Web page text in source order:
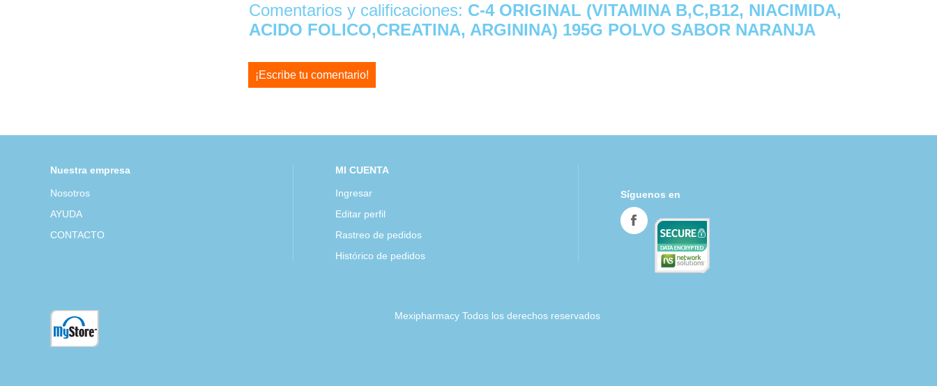
Comentarios y calificaciones: C-4 ORIGINAL (VITAMINA B,C,B12, NIACIMIDA,
ACIDO FOLICO,CREATINA, ARGININA) 195G POLVO SABOR NARANJA
¡Escribe tu comentario!
Nuestra empresa
Nosotros
AYUDA
CONTACTO
MI CUENTA
Ingresar
Editar perfil
Rastreo de pedidos
Histórico de pedidos
Síguenos en
Mexipharmacy Todos los derechos reservados